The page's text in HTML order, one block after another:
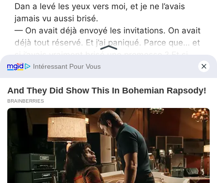
Dan a levé les yeux vers moi, et je ne l’avais
jamais vu aussi brisé.
— On avait déjà envoyé les invitations. On avait
déjà tout réservé. Et j’ai paniqué. Parce que… et
j’avais profité de toi quand tu étais vulnérable ?
?
— J’ai besoin que tu me dises la vérité, a-t-il
continué. Tu penses que je t’ai manipulée ? Tu
penses que j’ai utilisé ta douleur pour obtenir ce
que je voulais ?
— Parce que si c’est le cas, on peut tout arrêter,